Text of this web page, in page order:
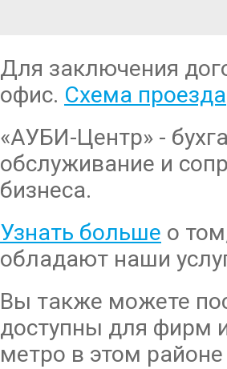
Для заключения
офис. Схема проезда
«АУБИ-Центр» -
обслуживание и
бизнеса.
Узнать больше о
обладают наши
Вы также можете
доступны для фирм
метро в этом